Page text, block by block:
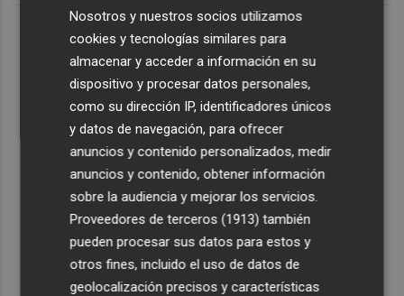
Nosotros y nuestros socios utilizamos
cookies y tecnologías similares para
almacenar y acceder a información en su
dispositivo y procesar datos personales,
como su dirección IP, identificadores únicos
y datos de navegación, para ofrecer
anuncios y contenido personalizados, medir
anuncios y contenido, obtener información
sobre la audiencia y mejorar los servicios.
Proveedores de terceros (1913) también
pueden procesar sus datos para estos y
otros fines, incluido el uso de datos de
geolocalización precisos y características